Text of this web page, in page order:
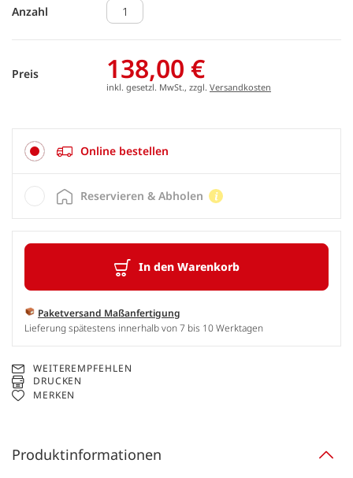
Anzahl
Preis 138,00 €
inkl. gesetzl. MwSt., zzgl. Versandkosten
Online bestellen
In den Warenkorb
Paketversand Maßanfertigung
Lieferung spätestens innerhalb von 7 bis 10 Werktagen
Reservieren & Abholen
WEITEREMPFEHLEN
DRUCKEN
MERKEN
Produktinformationen